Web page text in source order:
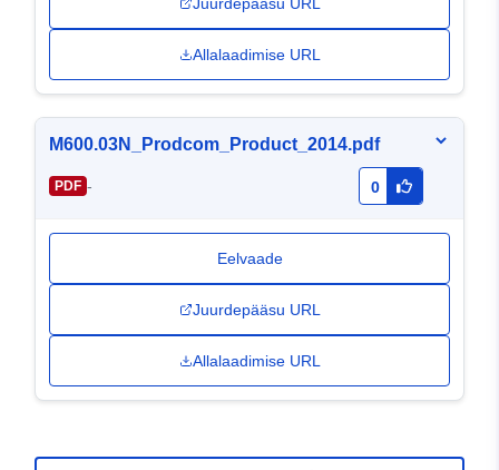
Juurdepääsu URL
Allalaadimise URL
M600.03N_Prodcom_Product_2014.pdf
PDF - 0
Eelvaade
Juurdepääsu URL
Allalaadimise URL